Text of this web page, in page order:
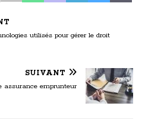
utilisés pour gérer le droit
SUIVANT
assurance emprunteur